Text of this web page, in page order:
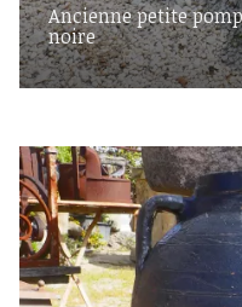
Ancienne petite
noire